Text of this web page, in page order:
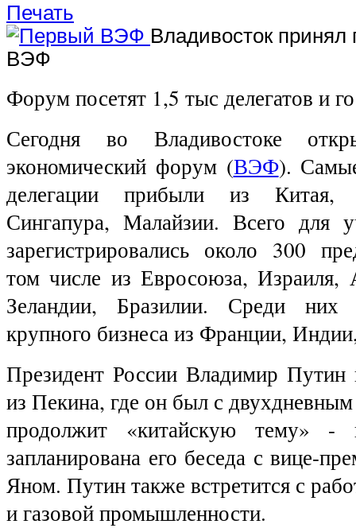
Печать
Владивосток
ВЭФ
Форум посетят 1,5 тыс делегатов и
Сегодня во Владивостоке
экономический форум (ВЭФ).
делегации прибыли из Китая,
Сингапура, Малайзии. Всего для
зарегистрировались около 300
том числе из Евросоюза, Израиля,
Зеландии, Бразилии. Среди них
крупного бизнеса из Франции,
Президент России Владимир
из Пекина, где он был с
продолжит «китайскую тему» -
запланирована его беседа с вице-
Яном. Путин также встретится с
и газовой промышленности.